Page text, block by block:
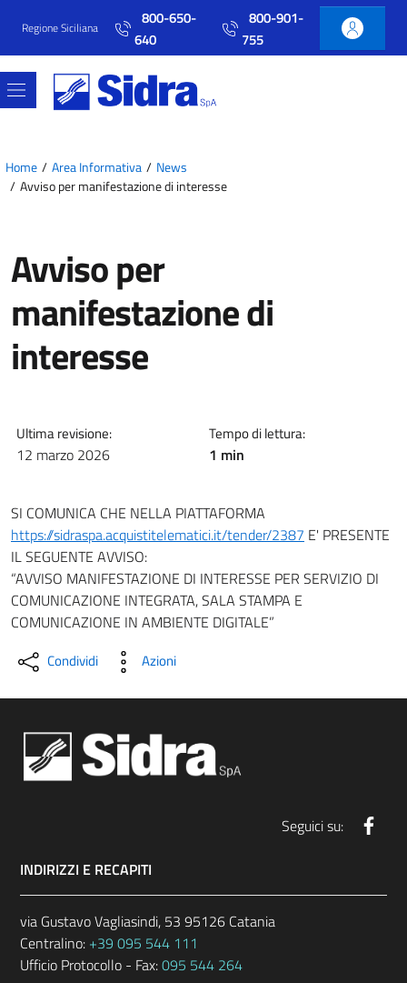
Vai al contenuto principale
Vai al menu principale
Regione Siciliana
800-650-
640
800-901-
755
Home Area Informativa
News
Avviso per manifestazione di interesse
Avviso per
manifestazione di
interesse
Ultima revisione:
12 marzo 2026
Tempo di lettura:
1 min
SI COMUNICA CHE NELLA PIATTAFORMA
https://sidraspa.acquistitelematici.it/tender/2387 E' PRESENTE
IL SEGUENTE AVVISO:
“AVVISO MANIFESTAZIONE DI INTERESSE PER SERVIZIO DI
COMUNICAZIONE INTEGRATA, SALA STAMPA E
COMUNICAZIONE IN AMBIENTE DIGITALE”
Condividi Azioni
Seguici su:
INDIRIZZI E RECAPITI
via Gustavo Vagliasindi, 53 95126 Catania
Centralino: +39 095 544 111
Ufficio Protocollo - Fax:095 544 264